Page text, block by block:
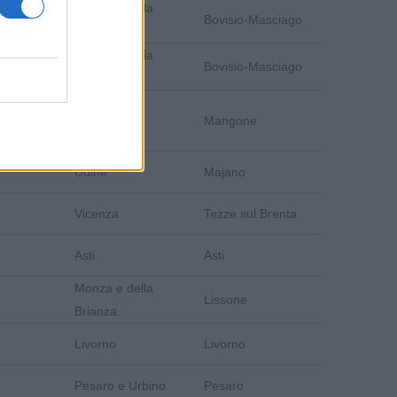
Monza e della
Bovisio-Masciago
Monza e della
Bovisio-Masciago
Mangone
Udine Majano
Vicenza Tezze sul Brenta
Asti Asti
Monza e della
Brianza
Lissone
Livorno Livorno
Pesaro e Urbino Pesaro